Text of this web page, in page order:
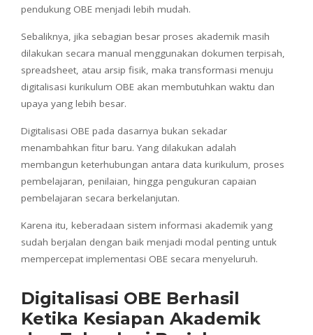
pendukung OBE menjadi lebih mudah.
Sebaliknya, jika sebagian besar proses akademik masih
dilakukan secara manual menggunakan dokumen terpisah,
spreadsheet, atau arsip fisik, maka transformasi menuju
digitalisasi kurikulum OBE akan membutuhkan waktu dan
upaya yang lebih besar.
Digitalisasi OBE pada dasarnya bukan sekadar
menambahkan fitur baru. Yang dilakukan adalah
membangun keterhubungan antara data kurikulum, proses
pembelajaran, penilaian, hingga pengukuran capaian
pembelajaran secara berkelanjutan.
Karena itu, keberadaan sistem informasi akademik yang
sudah berjalan dengan baik menjadi modal penting untuk
mempercepat implementasi OBE secara menyeluruh.
Digitalisasi OBE Berhasil
Ketika Kesiapan Akademik